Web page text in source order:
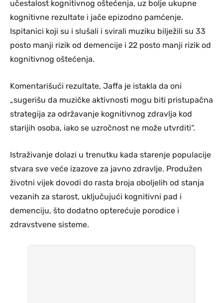
učestalost kognitivnog oštećenja, uz bolje ukupne
kognitivne rezultate i jače epizodno pamćenje.
Ispitanici koji su i slušali i svirali muziku bilježili su 33
posto manji rizik od demencije i 22 posto manji rizik od
kognitivnog oštećenja.
Komentarišući rezultate, Jaffa je istakla da oni
„sugerišu da muzičke aktivnosti mogu biti pristupačna
strategija za održavanje kognitivnog zdravlja kod
starijih osoba, iako se uzročnost ne može utvrditi“.
Istraživanje dolazi u trenutku kada starenje populacije
stvara sve veće izazove za javno zdravlje. Produžen
životni vijek dovodi do rasta broja oboljelih od stanja
vezanih za starost, uključujući kognitivni pad i
demenciju, što dodatno opterećuje porodice i
zdravstvene sisteme.